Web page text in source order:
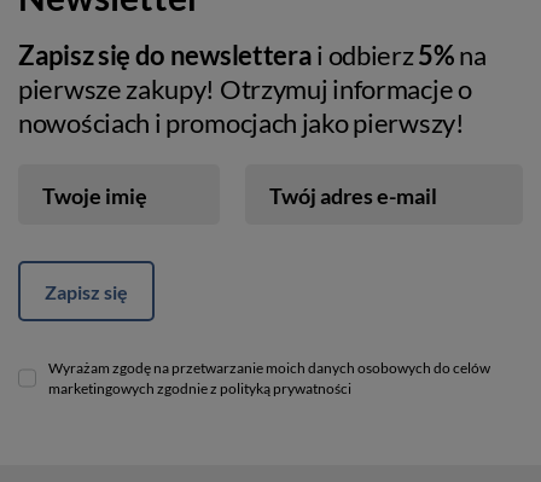
Zapisz się do newsletterai odbierz5%na
pierwsze zakupy! Otrzymuj informacje o
nowościach i promocjach jako pierwszy!
Twoje imię Twój adres e-mail
Zapisz się
Wyrażam zgodę na przetwarzanie moich danych osobowych do celów
marketingowych zgodnie z polityką prywatności